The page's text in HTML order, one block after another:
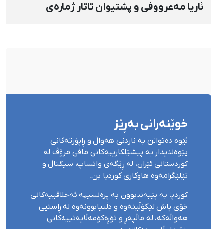
ئاریا مەعرووفی و پشتیوان تاتار ژمارەی
خوێنەرانی بەڕێز
ئێوە دەتوانن بە ناردنی هەواڵ و ڕاپۆرتەکانی
پێوەندیدار بە پیشێلکارییەکانی مافی مرۆڤ لە
کوردستانی ئێران، لە ڕێگەی واتساپ، سیگناڵ و
تێلێگرامەوە هاوکاری کوردپا بن.
کوردپا بە پێبەندبوون بە پرەنسیپە ئەخلاقییەکانی
خۆی پاش لێکۆڵینەوە و دڵنیابوونەوە لە ڕاستیی
هەواڵەکە، لە ماڵپەڕ و تۆڕەکۆمەڵایەتییەکانی